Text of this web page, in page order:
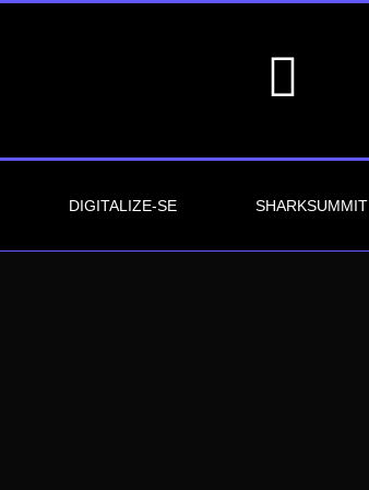
DIGITALIZE-SE SHARKSUMMIT